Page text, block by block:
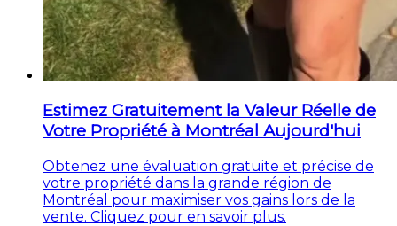
Estimez Gratuitement la Valeur Réelle de
Votre Propriété à Montréal Aujourd'hui
Obtenez une évaluation gratuite et précise de
votre propriété dans la grande région de
Montréal pour maximiser vos gains lors de la
vente. Cliquez pour en savoir plus.